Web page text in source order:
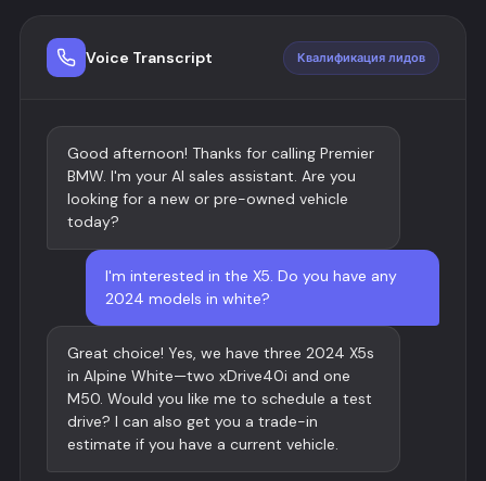
Voice Transcript Квалификация лидов
Good afternoon! Thanks for calling Premier
BMW. I'm your AI sales assistant. Are you
looking for a new or pre-owned vehicle
today?
I'm interested in the X5. Do you have any
2024 models in white?
Great choice! Yes, we have three 2024 X5s
in Alpine White—two xDrive40i and one
M50. Would you like me to schedule a test
drive? I can also get you a trade-in
estimate if you have a current vehicle.